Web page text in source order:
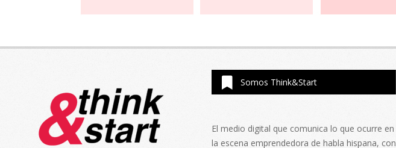
Somos Think&Start
El medio digital que comunica lo que ocurre en
la escena emprendedora de habla hispana, con